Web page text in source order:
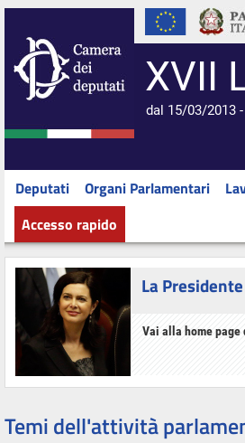
XVII
dal 15/03/2013
Deputati Organi Parlamentari
Accesso rapido
La Presidente
Vai alla home
Temi dell'attività